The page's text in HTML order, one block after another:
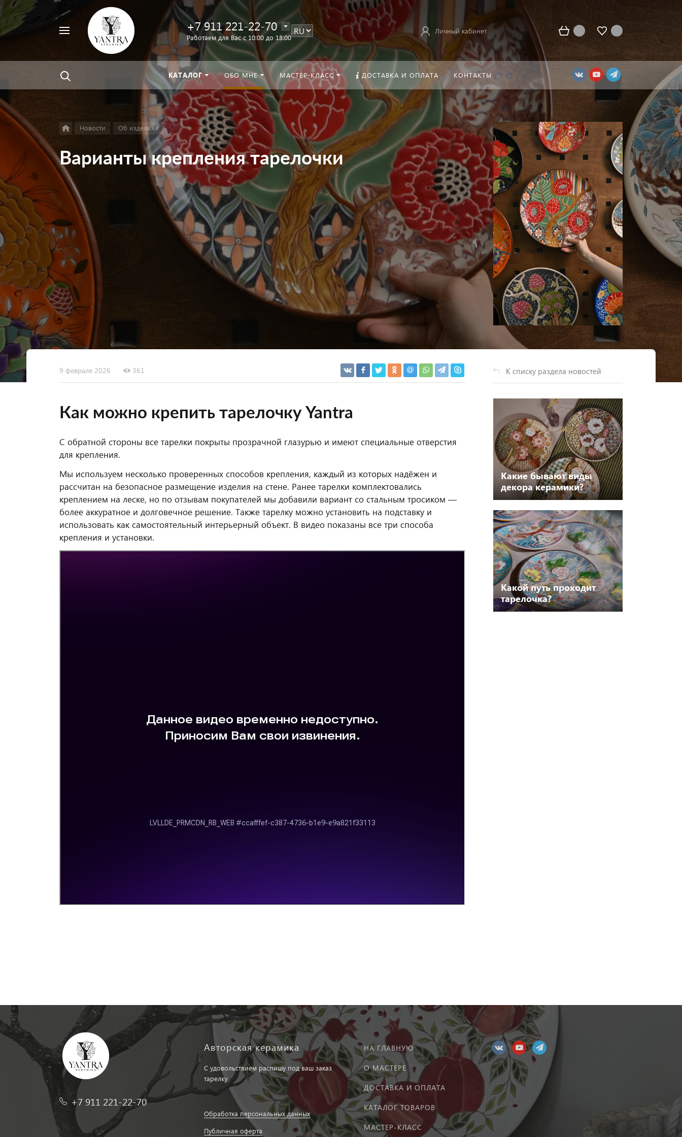
Например,
+7 911 221-22-70
Работаем для Вас с 10:00 до 18:00
Личный кабинет
КАТАЛОГ ОБО МНЕ МАСТЕР-КЛАСС ДОСТАВКА И ОПЛАТА КОНТАКТЫ
Новости Об изделиях
Варианты крепления тарелочки
9 февраля 2026 361
Как можно крепить тарелочку Yantra
С обратной стороны все тарелки покрыты прозрачной глазурью и имеют специальные отверстия
для крепления.
Мы используем несколько проверенных способов крепления, каждый из которых надёжен и
рассчитан на безопасное размещение изделия на стене. Ранее тарелки комплектовались
креплением на леске, но по отзывам покупателей мы добавили вариант со стальным тросиком —
более аккуратное и долговечное решение. Также тарелку можно установить на подставку и
использовать как самостоятельный интерьерный объект. В видео показаны все три способа
крепления и установки.
К списку раздела новостей
Какие бывают виды
декора керамики?
Какой путь проходит
тарелочка?
+7 911 221-22-70
Авторская керамика
С удовольствием распишу под ваш заказ
тарелку
Обработка персональных данных
Публичная оферта
НА ГЛАВНУЮ
О МАСТЕРЕ
ДОСТАВКА И ОПЛАТА
КАТАЛОГ ТОВАРОВ
МАСТЕР-КЛАСС